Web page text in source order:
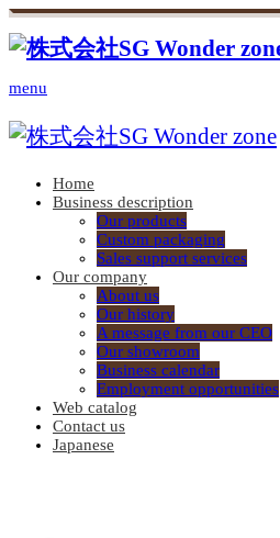
menu
Home
Business description
Our products
Custom packaging
Sales support services
Our company
About us
Our history
A message from our CEO
Our showroom
Business calendar
Employment opportunities
Web catalog
Contact us
Japanese